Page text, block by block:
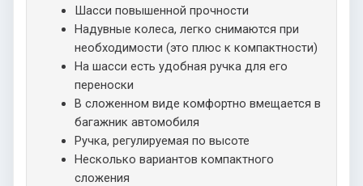
Шасси повышенной прочности
Надувные колеса, легко снимаются при
необходимости (это плюс к компактности)
На шасси есть удобная ручка для его
переноски
В сложенном виде комфортно вмещается в
багажник автомобиля
Ручка, регулируемая по высоте
Несколько вариантов компактного
сложения